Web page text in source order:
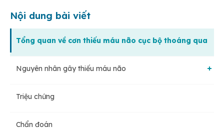
Nội dung bài viết
Tổng quan về cơn thiếu máu não cục bộ thoáng qua
Nguyên nhân gây thiếu máu não
Các yếu tố không thể thay đổi
Triệu chứng
Chẩn đoán